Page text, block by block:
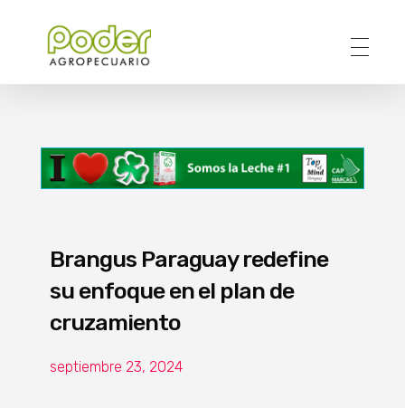
Brangus Paraguay redefine
su enfoque en el plan de
cruzamiento
septiembre 23, 2024